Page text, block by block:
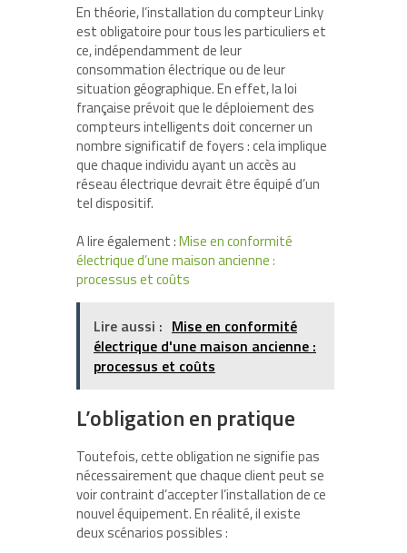
En théorie, l’installation du compteur Linky
est obligatoire pour tous les particuliers et
ce, indépendamment de leur
consommation électrique ou de leur
situation géographique. En effet, la loi
française prévoit que le déploiement des
compteurs intelligents doit concerner un
nombre significatif de foyers : cela implique
que chaque individu ayant un accès au
réseau électrique devrait être équipé d’un
tel dispositif.
A lire également :Mise en conformité
électrique d’une maison ancienne :
processus et coûts
Lire aussi : Mise en conformité
électrique d'une maison ancienne :
processus et coûts
L’obligation en pratique
Toutefois, cette obligation ne signifie pas
nécessairement que chaque client peut se
voir contraint d’accepter l’installation de ce
nouvel équipement. En réalité, il existe
deux scénarios possibles :